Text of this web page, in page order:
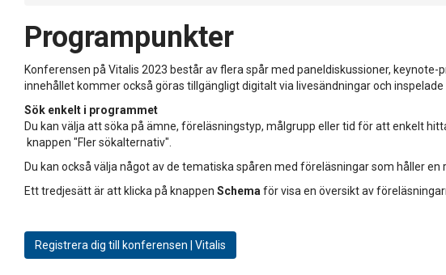
Programpunkter
Konferensen på Vitalis 2023 består av flera spår med paneldiskussioner,
innehållet kommer också göras tillgängligt digitalt via livesändningar och
Sök enkelt i programmet
Du kan välja att söka på ämne, föreläsningstyp, målgrupp eller tid för att enkelt
knappen "Fler sökalternativ".
Du kan också välja något av de tematiska spåren med föreläsningar som håller en
Ett tredjesätt är att klicka på knappen Schema för visa en översikt av
Registrera dig till konferensen | Vitalis